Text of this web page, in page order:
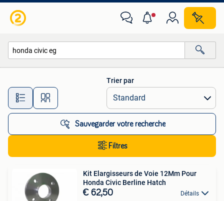
Toutes les distances…
Trier par
Sauvegarder votre recherche
Filtres
Kit Elargisseurs de Voie 12Mm Pour
Honda Civic Berline Hatch
€ 62,50 Détails